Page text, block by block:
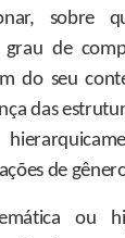
sobre
de
do seu
das
de
ou